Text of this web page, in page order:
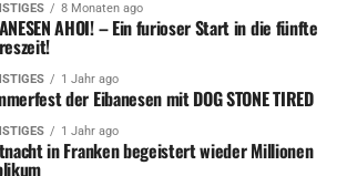
8 Monaten ago
AHOI! – Ein furioser Start in die fünfte
1 Jahr ago
der Eibanesen mit DOG STONE TIRED
1 Jahr ago
in Franken begeistert wieder Millionen